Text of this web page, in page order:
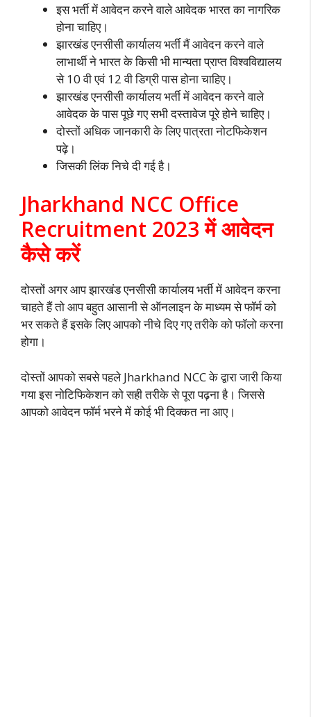
इस भर्ती में आवेदन करने वाले आवेदक भारत का नागरिक
होना चाहिए।
झारखंड एनसीसी कार्यालय भर्ती मैं आवेदन करने वाले
लाभार्थी ने भारत के किसी भी मान्यता प्राप्त विश्वविद्यालय
से 10 वी एवं 12 वी डिग्री पास होना चाहिए।
झारखंड एनसीसी कार्यालय भर्ती में आवेदन करने वाले
आवेदक के पास पूछे गए सभी दस्तावेज पूरे होने चाहिए।
दोस्तों अधिक जानकारी के लिए पात्रता नोटफिकेशन
पढ़े।
जिसकी लिंक निचे दी गई है।
Jharkhand NCC Office
Recruitment 2023 में आवेदन
कैसे करें
दोस्तों अगर आप झारखंड एनसीसी कार्यालय भर्ती में आवेदन करना
चाहते हैं तो आप बहुत आसानी से ऑनलाइन के माध्यम से फॉर्म को
भर सकते हैं इसके लिए आपको नीचे दिए गए तरीके को फॉलो करना
होगा।
दोस्तों आपको सबसे पहले Jharkhand NCC के द्वारा जारी किया
गया इस नोटिफिकेशन को सही तरीके से पूरा पढ़ना है। जिससे
आपको आवेदन फॉर्म भरने में कोई भी दिक्कत ना आए।